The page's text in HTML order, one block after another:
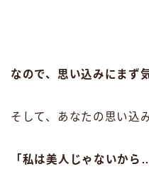
なので、思い込みにまず
そして、あなたの思い込
「私は美人じゃないから